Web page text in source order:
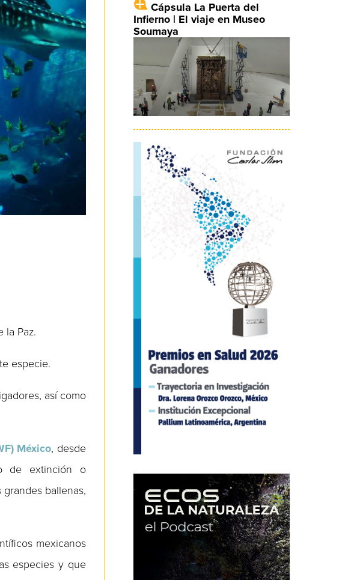
la Paz.
especie.
así como
México, desde
de extinción o
ballenas,
mexicanos
especies y que
Cápsula La Puerta del
Infierno | El viaje en Museo
Soumaya